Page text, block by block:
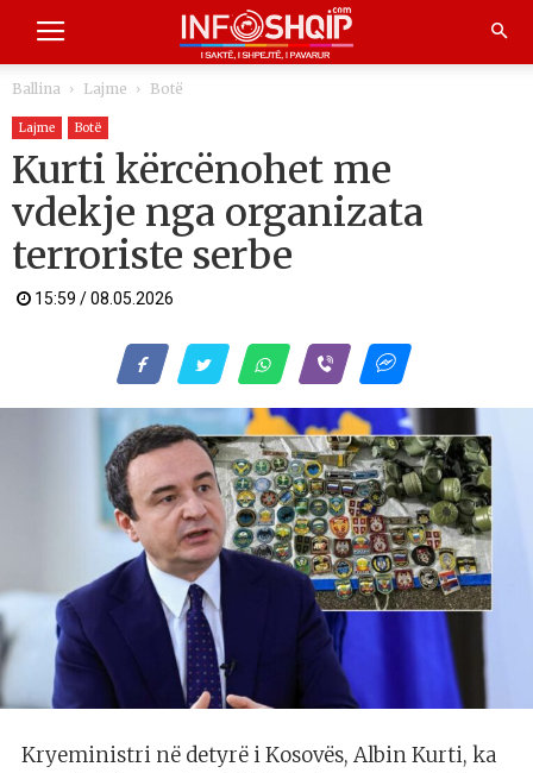
Ballina Lajme Botë
Lajme Botë
Kurti kërcënohet me
vdekje nga organizata
terroriste serbe
15:59 / 08.05.2026
Kryeministri në detyrë i Kosovës, Albin Kurti, ka